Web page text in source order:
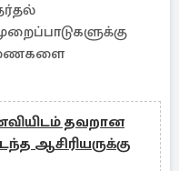
தவறான
ஆசிரியருக்கு